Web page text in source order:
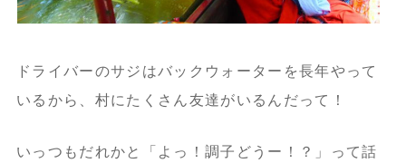
ドライバーのサジはバックウォーターを長年やって
いるから、 村にたくさん友達がいるんだって！
いっつもだれかと「よっ！調子どうー！？」って話